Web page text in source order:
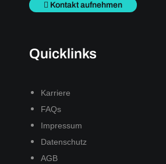
Kontakt aufnehmen
Quicklinks
Karriere
FAQs
Impressum
Datenschutz
AGB